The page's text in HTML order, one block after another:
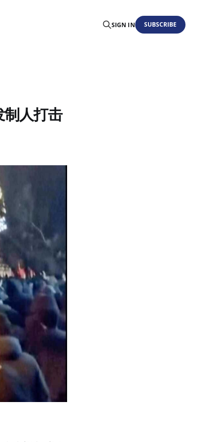
SIGN IN SUBSCRIBE
人打击